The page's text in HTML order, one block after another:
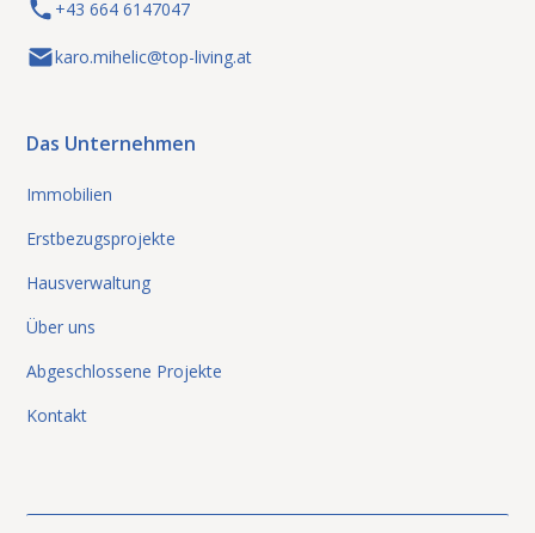
+43 664 6147047
karo.mihelic@top-living.at
Das Unternehmen
Immobilien
Erstbezugsprojekte
Hausverwaltung
Über uns
Abgeschlossene Projekte
Kontakt